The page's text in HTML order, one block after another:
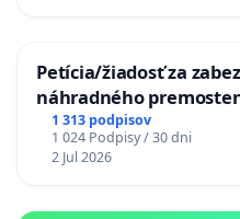
Petícia/žiadosť za
náhradného
uzávery Vážskeho
1 313 podpisov
1 024 Podpisy / 30 dni
2 Jul 2026